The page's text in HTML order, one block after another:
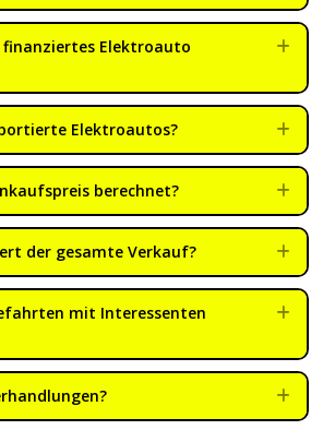
finanziertes Elektroauto
Elektroautos?
berechnet?
der gesamte Verkauf?
mit Interessenten